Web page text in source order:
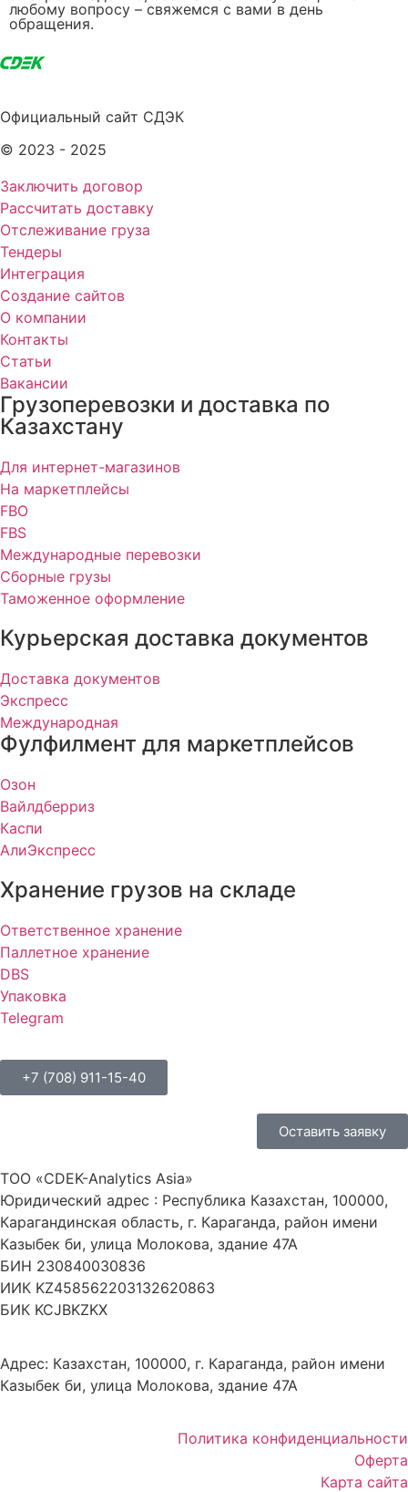
любому вопросу – свяжемся с вами в день
обращения.
Официальный сайт СДЭК
© 2023 - 2025
Заключить договор
Рассчитать доставку
Отслеживание груза
Тендеры
Интеграция
Создание сайтов
О компании
Контакты
Статьи
Вакансии
Грузоперевозки и доставка по
Казахстану
Для интернет-магазинов
На маркетплейсы
FBO
FBS
Международные перевозки
Сборные грузы
Таможенное оформление
Курьерская доставка документов
Доставка документов
Экспресс
Международная
Фулфилмент для маркетплейсов
Озон
Вайлдберриз
Каспи
АлиЭкспресс
Хранение грузов на складе
Ответственное хранение
Паллетное хранение
DBS
Упаковка
Telegram
+7 (708) 911-15-40
Оставить заявку
ТОО «CDEK-Analytics Asia»
Юридический адрес : Республика Казахстан, 100000,
Карагандинская область, г. Караганда, район имени
Казыбек би, улица Молокова, здание 47А
БИН 230840030836
ИИК KZ458562203132620863
БИК KCJBKZKX
Адрес: Казахстан, 100000, г. Караганда, район имени
Казыбек би, улица Молокова, здание 47А
Политика конфиденциальности
Оферта
Карта сайта